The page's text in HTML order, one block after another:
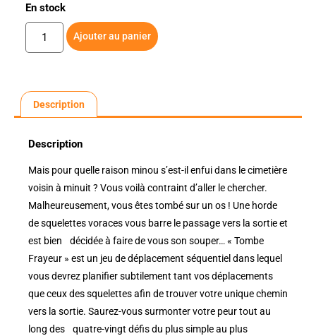
En stock
Ajouter au panier
Description
Description
Mais pour quelle raison minou s’est-il enfui dans le cimetière
voisin à minuit ? Vous voilà contraint d’aller le chercher.
Malheureusement, vous êtes tombé sur un os ! Une horde
de squelettes voraces vous barre le passage vers la sortie et
est bien décidée à faire de vous son souper… « Tombe
Frayeur » est un jeu de déplacement séquentiel dans lequel
vous devrez planifier subtilement tant vos déplacements
que ceux des squelettes afin de trouver votre unique chemin
vers la sortie. Saurez-vous surmonter votre peur tout au
long des quatre-vingt défis du plus simple au plus